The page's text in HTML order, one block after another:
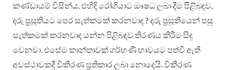
කණ්ඩායම් විසින්ය. එහිදි රෝගියාට ඖෂධ ලබා දීම පිළිබඳව,
දරු ප්‍රසූතියට පෙර සැත්කමක් කරනවාද ? දරු ප්‍රසූතියෙන් පසු
සැත්කමක් කරනවාද යන්න පිළිබඳව තිරණය කිරීම සිදු
වෙනවා. එසේම කාන්තාවක් ගර්භණී භාවයට පත්වී ඇති
අවස්ථාවකදී විකීරණ ප්‍රතිකාර ලබා නොදෙයි. විකීරණ